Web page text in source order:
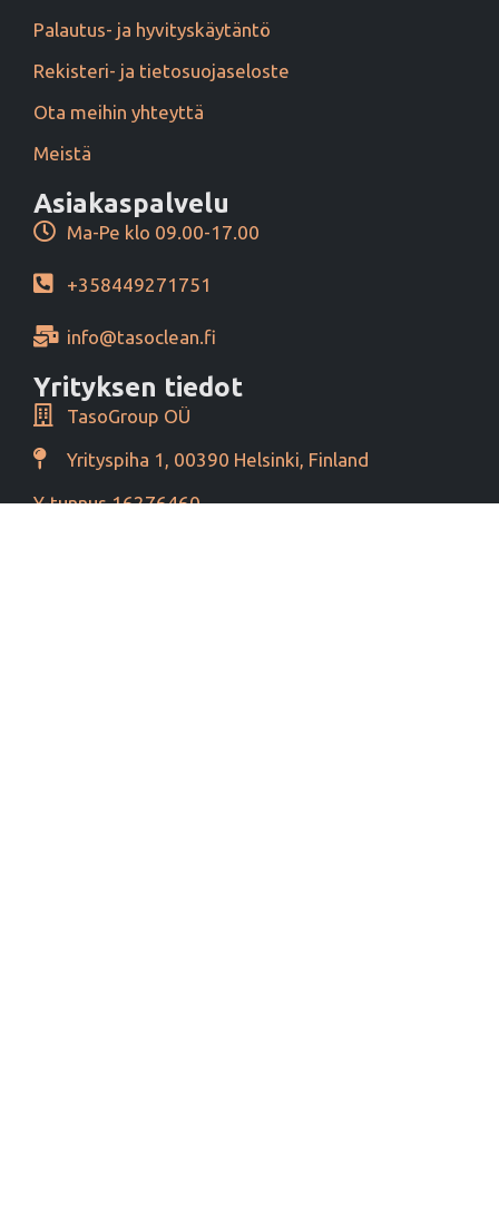
Palautus- ja hyvityskäytäntö
Rekisteri- ja tietosuojaseloste
Ota meihin yhteyttä
Meistä
Asiakaspalvelu
Ma-Pe klo 09.00-17.00
+358449271751
info@tasoclean.fi
Yrityksen tiedot
TasoGroup OÜ
Yrityspiha 1, 00390 Helsinki, Finland
Y-tunnus 16276460